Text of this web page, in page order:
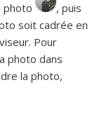
photo , puis
soit cadrée en
Pour
photo dans
la photo,